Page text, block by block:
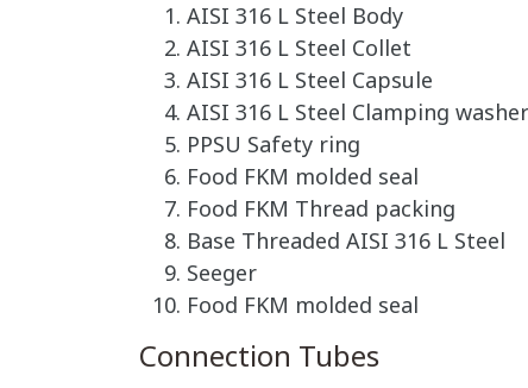
AISI 316 L Steel Body
AISI 316 L Steel Collet
AISI 316 L Steel Capsule
AISI 316 L Steel Clamping washer
PPSU Safety ring
Food FKM molded seal
Food FKM Thread packing
Base Threaded AISI 316 L Steel
Seeger
Food FKM molded seal
Connection Tubes